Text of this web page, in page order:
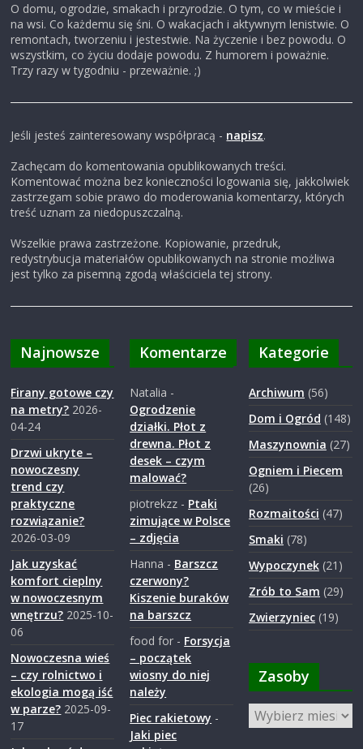
O domu, ogrodzie, smakach i przyrodzie. O tym, co w mieście i
na wsi. Co każdemu się śni. O wakacjach i aktywnym lenistwie. O
remontach, tworzeniu i jestestwie. Na życzenie i bez powodu. O
wszystkim, co życiu dodaje powodu. Z humorem i poważnie.
Trzy razy w tygodniu - przeważnie. ;)
Jeśli jesteś zainteresowany współpracą - napisz.
Zachęcam do komentowania opublikowanych treści.
Komentować można bez konieczności logowania się, jakkolwiek
zastrzegam sobie prawo do moderowania komentarzy, których
treść uznam za niedopuszczalną.
Wszelkie prawa zastrzeżone. Kopiowanie, przedruk,
redystrybucja materiałów opublikowanych na stronie możliwa
jest tylko za pisemną zgodą właściciela tej strony.
Najnowsze
Firany gotowe czy
na metry? 2026-
04-24
Drzwi ukryte –
nowoczesny
trend czy
praktyczne
rozwiązanie?
2026-03-09
Jak uzyskać
komfort cieplny
w nowoczesnym
wnętrzu? 2025-10-
06
Nowoczesna wieś
– czy rolnictwo i
ekologia mogą iść
w parze? 2025-09-
17
Komentarze
Natalia -
Ogrodzenie
działki. Płot z
drewna. Płot z
desek – czym
malować?
piotrekzz - Ptaki
zimujące w Polsce
– zdjęcia
Hanna - Barszcz
czerwony?
Kiszenie buraków
na barszcz
food for - Forsycja
– początek
wiosny do niej
należy
Piec rakietowy -
Jaki piec
Kategorie
Archiwum (56)
Dom i Ogród (148)
Maszynownia (27)
Ogniem i Piecem
(26)
Rozmaitości (47)
Smaki (78)
Wypoczynek(21)
Zrób to Sam (29)
Zwierzyniec(19)
Zasoby
Zasoby